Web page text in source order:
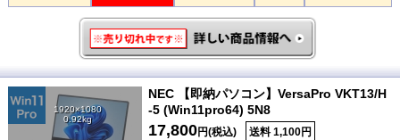
1920×1080
0.92kg
NEC 【即納パソコン】VersaPro VKT13/H
-5 (Win11pro64) 5N8
17,800円(税込) 送料 1,100円